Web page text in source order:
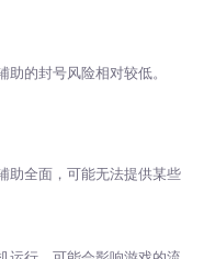
助的封号风险相对较低。
助全面，可能无法提供某些